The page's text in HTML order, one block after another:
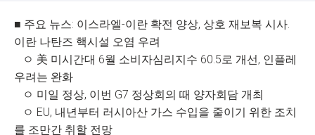
게
게
■ 주요 뉴스: 이스라엘-이란 확전 양상, 상호 재보복 시사.
이란 나탄즈 핵시설 오염 우려
ㅇ 美 미시간대 6월 소비자심리지수 60.5로 개선, 인플레
우려는 완화
ㅇ 미일 정상, 이번 G7 정상회의 때 양자회담 개최
ㅇ EU, 내년부터 러시아산 가스 수입을 줄이기 위한 조치
를 조만간 취할 전망